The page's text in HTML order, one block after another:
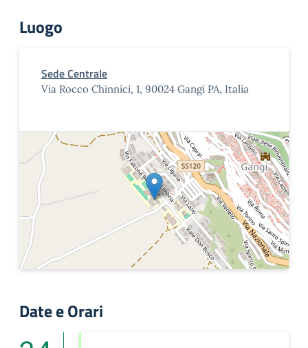
Luogo
Sede Centrale
Via Rocco Chinnici, 1, 90024 Gangi PA, Italia
Date e Orari